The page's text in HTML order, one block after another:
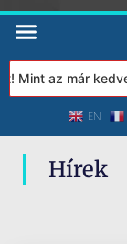
Mint az már
EN
Hírek